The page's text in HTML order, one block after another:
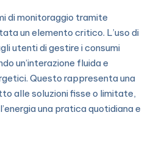
di monitoraggio tramite
un elemento critico. L’uso di
utenti di gestire i consumi
un’interazione fluida e
Questo rappresenta una
alle soluzioni fisse o limitate,
una pratica quotidiana e